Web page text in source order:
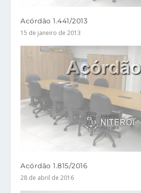
Acórdão 1.441/2013
15 de janeiro de 2013
Acórdão 1.815/2016
28 de abril de 2016